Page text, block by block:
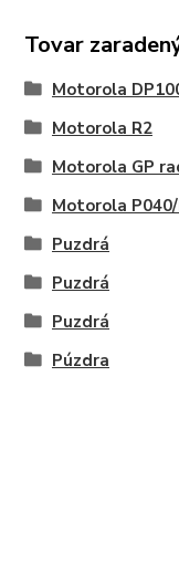
Tovar
Motorola
Motorola R2
Motorola GP
Motorola
Puzdrá
Puzdrá
Puzdrá
Púzdra